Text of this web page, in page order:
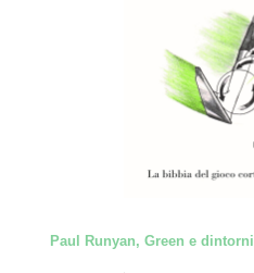
Paul Runyan, Green e dintorni